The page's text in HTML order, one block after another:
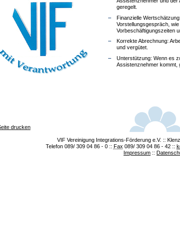
geregelt.
Finanzielle
Vorstellungsgespräch,
Vorbeschäftigungszeiten
Korrekte Abrechnung:
und vergütet.
Unterstützung: Wenn es
Assistenznehmer kommt,
drucken
VIF Vereinigung Integrations-Förderung e.V. ::
Telefon 089/ 309 04 86 - 0 :: Fax 089/ 309 04 86 - 42 ::
Impressum ::